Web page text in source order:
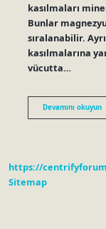
kasılmaları
Bunlar
sıralanabilir.
kasılmalarına
vücutta…
Devamını okuyun
https://
Sitemap